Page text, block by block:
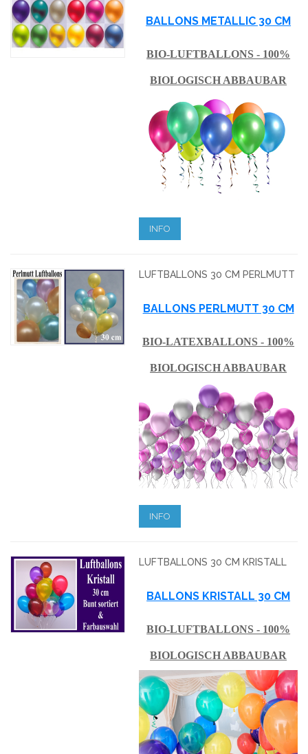
BALLONS METALLIC 30 CM
BIO-LUFTBALLONS - 100%
BIOLOGISCH ABBAUBAR
INFO
LUFTBALLONS 30 CM PERLMUTT
BALLONS PERLMUTT 30 CM
BIO-LATEXBALLONS - 100%
BIOLOGISCH ABBAUBAR
INFO
LUFTBALLONS 30 CM KRISTALL
BALLONS KRISTALL 30 CM
BIO-LUFTBALLONS - 100%
BIOLOGISCH ABBAUBAR